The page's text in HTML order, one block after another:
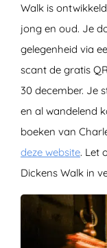
Walk is
jong en oud. Je
gelegenheid via
scant de gratis
30 december. Je
en al wandelend
boeken van
deze website. Let
Dickens Walk in